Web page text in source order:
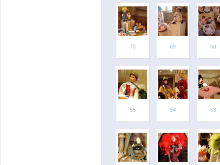
70 69 68
55 54 53